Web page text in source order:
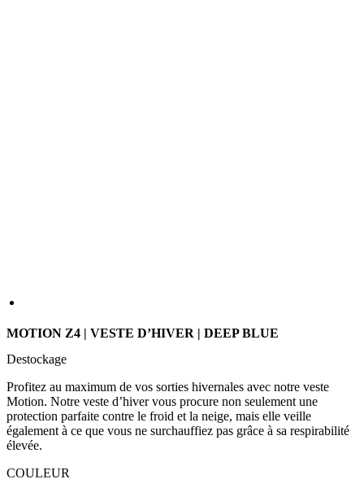
MOTION Z4 | VESTE D’HIVER | DEEP BLUE
Destockage
Profitez au maximum de vos sorties hivernales avec notre veste
Motion. Notre veste d’hiver vous procure non seulement une
protection parfaite contre le froid et la neige, mais elle veille
également à ce que vous ne surchauffiez pas grâce à sa respirabilité
élevée.
COULEUR